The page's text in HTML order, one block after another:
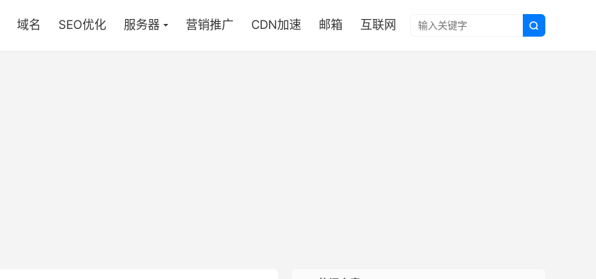

域名 SEO优化 服务器 营销推广 CDN加速 邮箱 互联网